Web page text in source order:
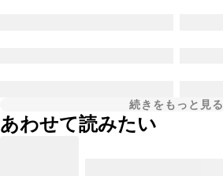
続きをもっと見る
あわせて読みたい